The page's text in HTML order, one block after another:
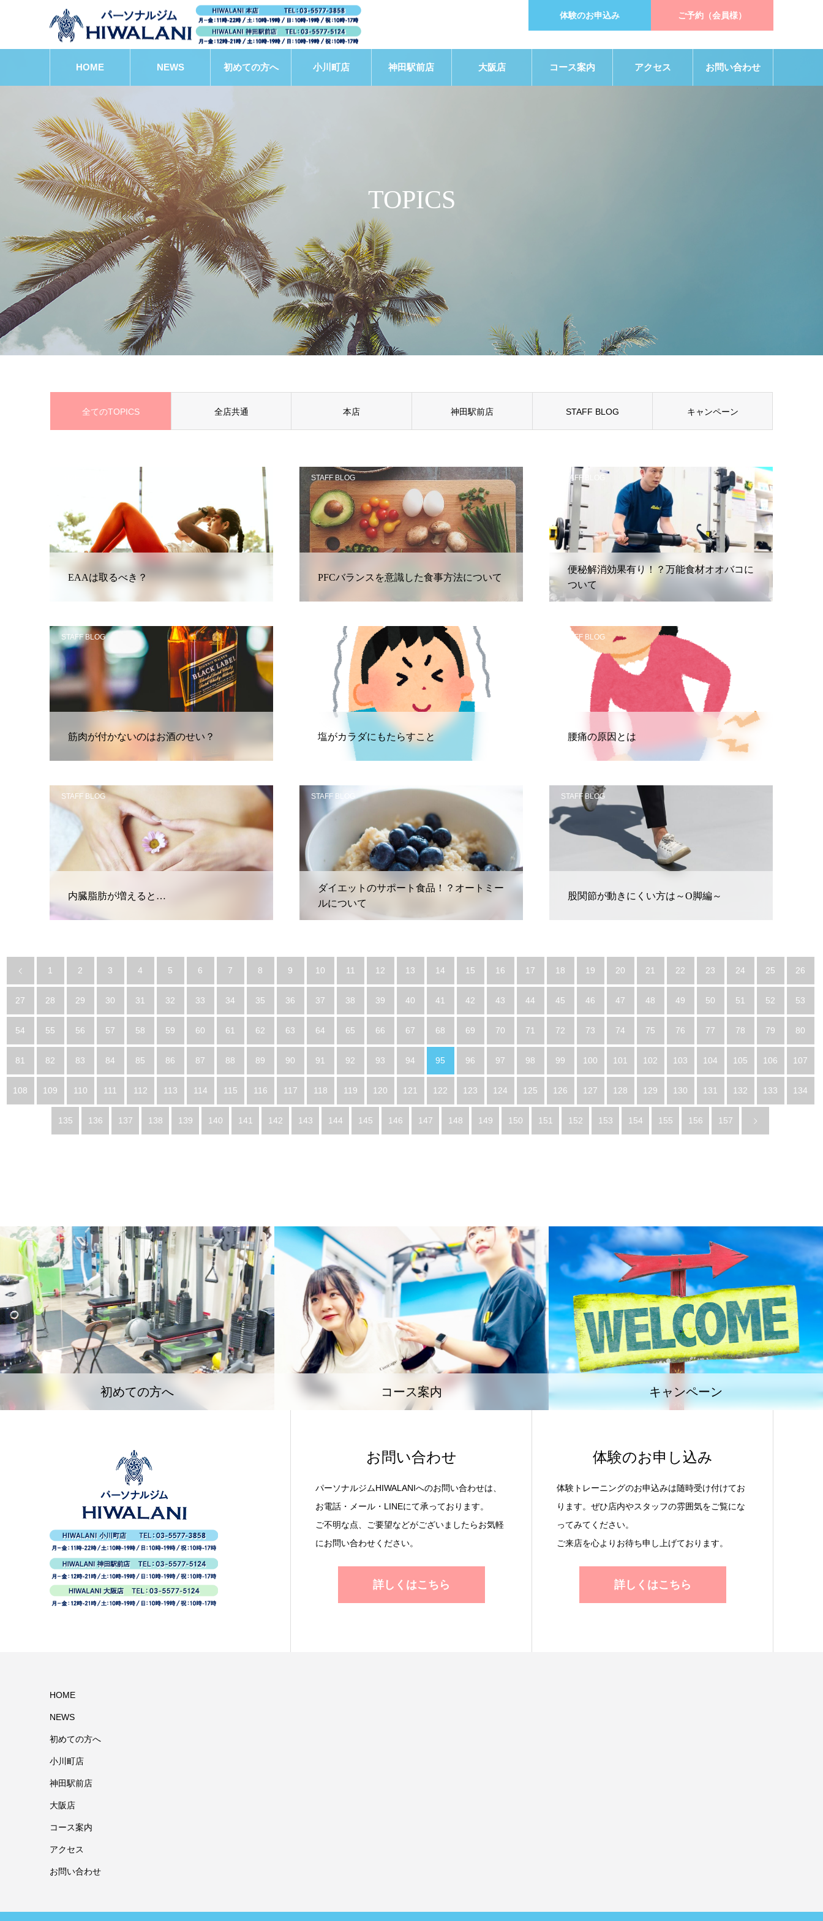
体験のお申込み ご予約（会員様）
HOME NEWS 初めての方へ 小川町店 神田駅前店 大阪店 コース案内 アクセス お問い合わせ
TOPICS
全てのTOPICS 全店共通 本店 神田駅前店 STAFF BLOG キャンペーン
EAAは取るべき？
STAFF BLOG
PFCバランスを意識した食事方法について
STAFF BLOG
便秘解消効果有り！？万能食材オオバコに
ついて
STAFF BLOG
筋肉が付かないのはお酒のせい？
STAFF BLOG
塩がカラダにもたらすこと
STAFF BLOG
腰痛の原因とは
STAFF BLOG
内臓脂肪が増えると…
STAFF BLOG
ダイエットのサポート食品！？オートミー
ルについて
STAFF BLOG
股関節が動きにくい方は～O脚編～
1 2 3 4 5 6 7 8 9 10 11 12 13 14 15 16 17 18 19 20 21 22 23 24 25 26
27 28 29 30 31 32 33 34 35 36 37 38 39 40 41 42 43 44 45 46 47 48 49 50 51 52 53
54 55 56 57 58 59 60 61 62 63 64 65 66 67 68 69 70 71 72 73 74 75 76 77 78 79 80
81 82 83 84 85 86 87 88 89 90 91 92 93 94 95 96 97 98 99 100 101 102 103 104 105 106 107
108 109 110 111 112 113 114 115 116 117 118 119 120 121 122 123 124 125 126 127 128 129 130 131 132 133 134
135 136 137 138 139 140 141 142 143 144 145 146 147 148 149 150 151 152 153 154 155 156 157
初めての方へ コース案内 キャンペーン
お問い合わせ
パーソナルジムHIWALANIへのお問い合わせは、
お電話・メール・LINEにて承っております。
ご不明な点、ご要望などがございましたらお気軽
にお問い合わせください。
詳しくはこちら
体験のお申し込み
体験トレーニングのお申込みは随時受け付けてお
ります。ぜひ店内やスタッフの雰囲気をご覧にな
ってみてください。
ご来店を心よりお待ち申し上げております。
詳しくはこちら
HOME
NEWS
初めての方へ
小川町店
神田駅前店
大阪店
コース案内
アクセス
お問い合わせ